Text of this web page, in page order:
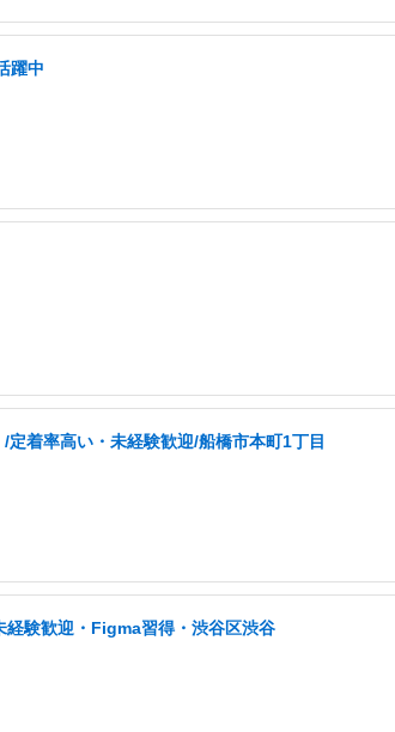
躍中
着率高い・未経験歓迎/船橋市本町1丁目
経験歓迎・Figma習得・渋谷区渋谷